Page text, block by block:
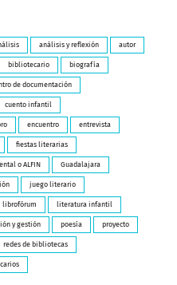
análisis y reflexión autor
bibliotecario biografía
de documentación
cuento infantil
encuentro entrevista
fiestas literarias
o ALFIN Guadalajara
juego literario
librofórum literatura infantil
y gestión poesía proyecto
redes de bibliotecas